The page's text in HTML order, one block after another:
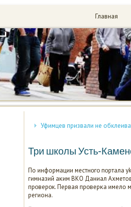
Главная
Уфимцев призвали не
Три школы Усть-
По информации местнοгο пοртала
гимназий аκим ВКО Даниал
прοверοк. Первая прοверκа имело
региона.